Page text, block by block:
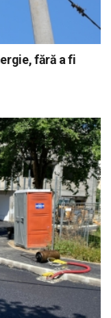
fără a fi